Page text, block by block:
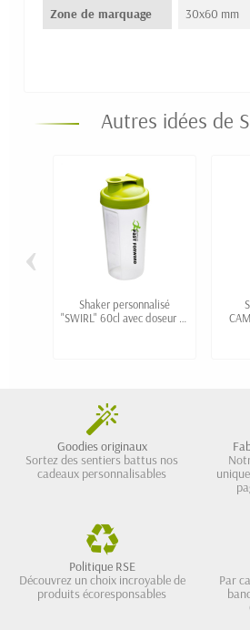
Zone de marquage 30x60 mm
Autres idées de
Shaker personnalisé
"SWIRL" 60cl avec doseur et
‹
Goodies originaux
Sortez des sentiers battus nos
cadeaux personnalisables
Politique RSE
Découvrez un choix incroyable de
produits écoresponsables
Par